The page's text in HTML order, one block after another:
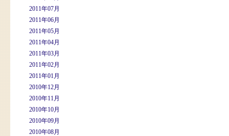
2011年07月
2011年06月
2011年05月
2011年04月
2011年03月
2011年02月
2011年01月
2010年12月
2010年11月
2010年10月
2010年09月
2010年08月